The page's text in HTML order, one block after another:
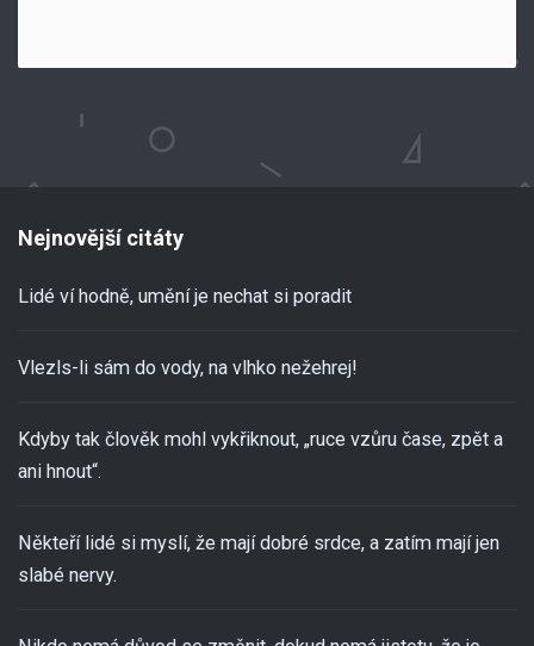
Nejnovější citáty
Lidé ví hodně, umění je nechat si poradit
Vlezls-li sám do vody, na vlhko nežehrej!
Kdyby tak člověk mohl vykřiknout, „ruce vzůru čase, zpět a
ani hnout“.
Někteří lidé si myslí, že mají dobré srdce, a zatím mají jen
slabé nervy.